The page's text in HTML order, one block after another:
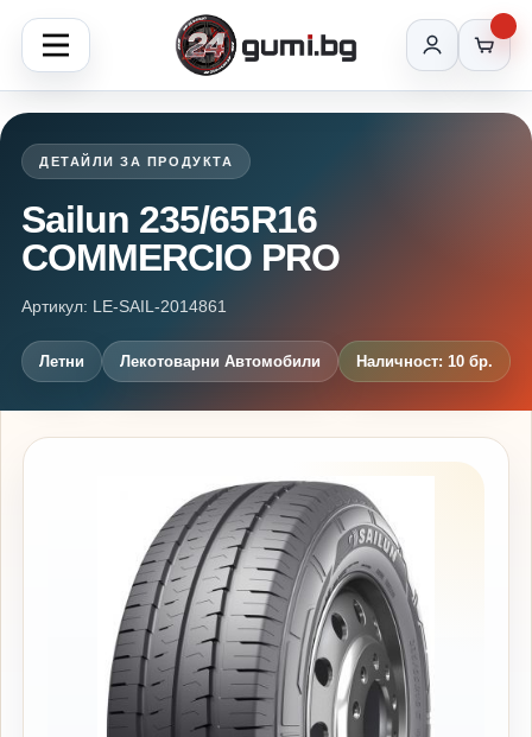
ДЕТАЙЛИ ЗА ПРОДУКТА
Sailun 235/65R16
COMMERCIO PRO
Артикул: LE-SAIL-2014861
Летни Лекотоварни Автомобили Наличност: 10 бр.